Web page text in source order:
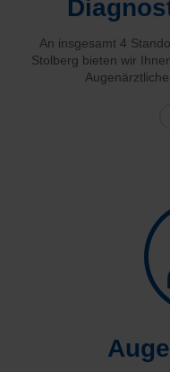
An insgesamt 4
Stolberg bieten wir